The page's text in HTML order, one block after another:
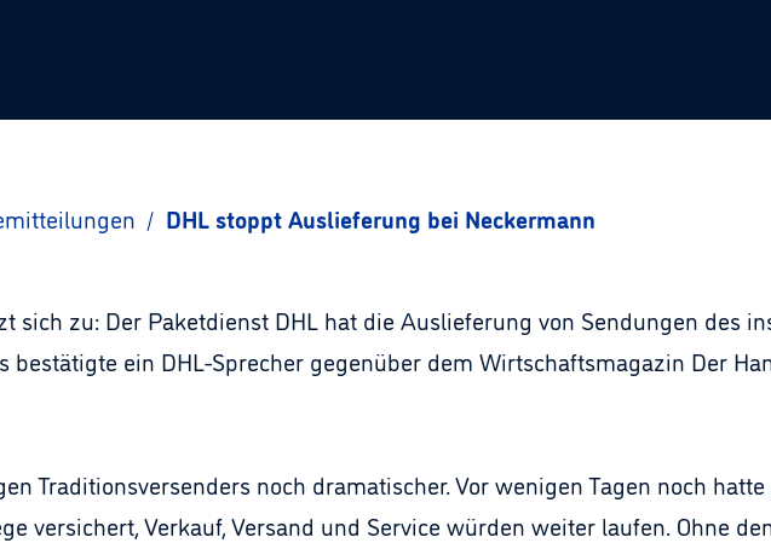
/ DHL stoppt Auslieferung bei Neckermann
sich zu: Der Paketdienst DHL hat die Auslieferung von Sendungen des
bestätigte ein DHL-Sprecher gegenüber dem Wirtschaftsmagazin Der
Traditionsversenders noch dramatischer. Vor wenigen Tagen noch
versichert, Verkauf, Versand und Service würden weiter laufen. Ohne